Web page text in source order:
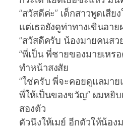
“สวัสดีค่ะ” เด็กสาวพูดเสีย
แต่เธอยังดูท่าทางเขินอาย
“สวัสดีครับ น้องมายคนสว
“พี่เป็น พี่ชายของมายเหรอ
ทำหน้าสงสัย
“ใช่ครับ พี่จะคอยดูแลมาย
พี่ให้เป็นของขวัญ” ผมหยิ
สองตัว
ตัวนึงให้เมย์ อีกตัวให้น้อ